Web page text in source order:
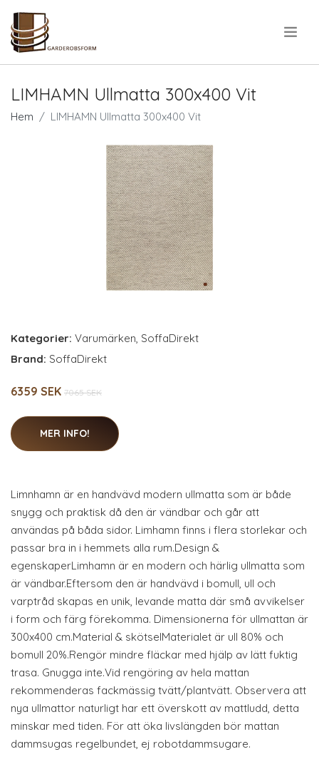
LIMHAMN Ullmatta 300x400 Vit
Hem LIMHAMN Ullmatta 300x400 Vit
Kategorier: Varumärken, SoffaDirekt
Brand: SoffaDirekt
6359 SEK 7065 SEK
MER INFO!
Limnhamn är en handvävd modern ullmatta som är både
snygg och praktisk då den är vändbar och går att
användas på båda sidor. Limhamn finns i flera storlekar och
passar bra in i hemmets alla rum.Design &
egenskaperLimhamn är en modern och härlig ullmatta som
är vändbar.Eftersom den är handvävd i bomull, ull och
varptråd skapas en unik, levande matta där små avvikelser
i form och färg förekomma. Dimensionerna för ullmattan är
300x400 cm.Material & skötselMaterialet är ull 80% och
bomull 20%.Rengör mindre fläckar med hjälp av lätt fuktig
trasa. Gnugga inte.Vid rengöring av hela mattan
rekommenderas fackmässig tvätt/plantvätt. Observera att
nya ullmattor naturligt har ett överskott av mattludd, detta
minskar med tiden. För att öka livslängden bör mattan
dammsugas regelbundet, ej robotdammsugare.